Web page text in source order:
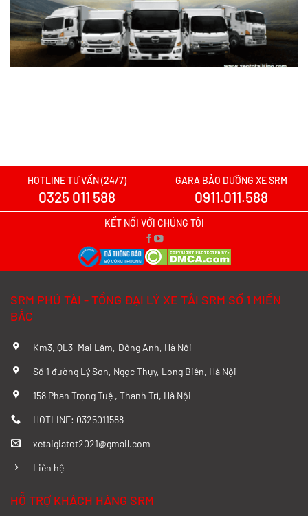
Nên mua xe tải SRM T30 hay Tera 100?
Tìm hiểu chi tiết
Xe tải SRM T20A vs TQ Wuling N300P:
Nên xuống tiền cho mẫu xe nào?
Xem chi tiết >>
K01S Từ A–Z
So sánh chi tiết SRM T20A và Tera 100
Đánh giá chi tiết SRM T35 và Wuling
HOTLINE TƯ VẤN (24/7)
0325 011 588
GARA BẢO DƯỠNG XE SRM
0911.011.588
KẾT NỐI VỚI CHÚNG TÔI
SRM PHÚ TÀI - TỔNG ĐẠI LÝ XE TẢI SRM SỐ 1 MIỀN
BẮC
Km3, QL3, Mai Lâm, Đông Anh, Hà Nội
Số 1 đường Lý Sơn, Ngọc Thụy, Long Biên, Hà Nội
158 Phan Trọng Tuệ , Thanh Trì, Hà Nội
HOTLINE: 0325011588
xetaigiatot2021@gmail.com
Liên hệ
HỖ TRỢ KHÁCH HÀNG SRM